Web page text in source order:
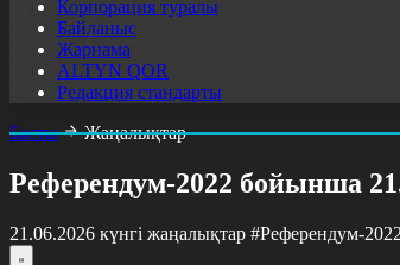
Корпорация туралы
Байланыс
Жарнама
ALTYN QOR
Редакция стандарты
Басты
Жаңалықтар
Референдум-2022 бойынша
21.06.2026 күнгі жаңалықтар #Референдум-2022